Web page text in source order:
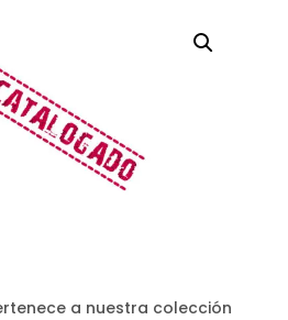
a nuestra colección